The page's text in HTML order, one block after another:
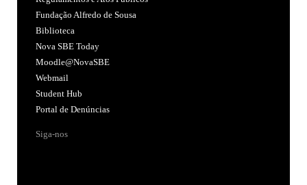
Fundação Alfredo de Sousa
Biblioteca
Nova SBE Today
Moodle@NovaSBE
Webmail
Student Hub
Portal de Denúncias
Siga-nos